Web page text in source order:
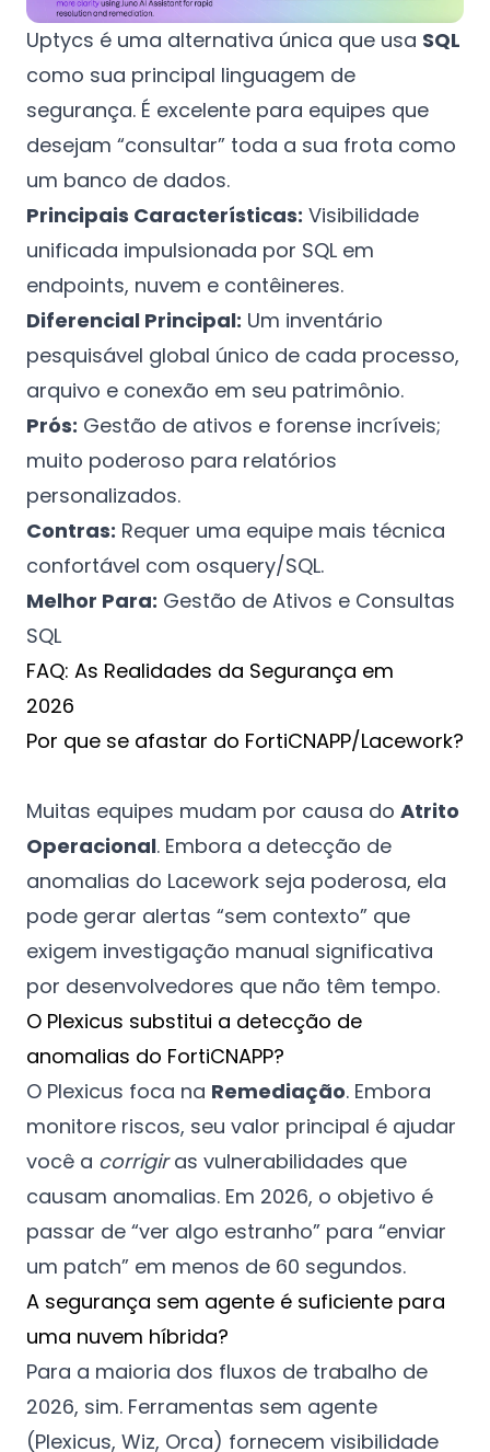
Uptycs é uma alternativa única que usa SQL
como sua principal linguagem de
segurança. É excelente para equipes que
desejam “consultar” toda a sua frota como
um banco de dados.
Principais Características: Visibilidade
unificada impulsionada por SQL em
endpoints, nuvem e contêineres.
Diferencial Principal: Um inventário
pesquisável global único de cada processo,
arquivo e conexão em seu patrimônio.
Prós: Gestão de ativos e forense incríveis;
muito poderoso para relatórios
personalizados.
Contras: Requer uma equipe mais técnica
confortável com osquery/SQL.
Melhor Para: Gestão de Ativos e Consultas
SQL
FAQ: As Realidades da Segurança em
2026
Por que se afastar do FortiCNAPP/Lacework?
Muitas equipes mudam por causa do Atrito
Operacional. Embora a detecção de
anomalias do Lacework seja poderosa, ela
pode gerar alertas “sem contexto” que
exigem investigação manual significativa
por desenvolvedores que não têm tempo.
O Plexicus substitui a detecção de
anomalias do FortiCNAPP?
O Plexicus foca na Remediação. Embora
monitore riscos, seu valor principal é ajudar
você a corrigiras vulnerabilidades que
causam anomalias. Em 2026, o objetivo é
passar de “ver algo estranho” para “enviar
um patch” em menos de 60 segundos.
A segurança sem agente é suficiente para
uma nuvem híbrida?
Para a maioria dos fluxos de trabalho de
2026, sim. Ferramentas sem agente
(Plexicus, Wiz, Orca) fornecem visibilidade